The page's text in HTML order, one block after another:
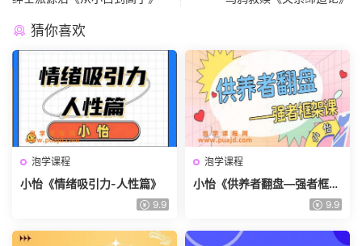
猜你喜欢
泡学课程
小怡《情绪吸引力-人性篇》
9.9
泡学课程
小怡《供养者翻盘—强者框架
9.9